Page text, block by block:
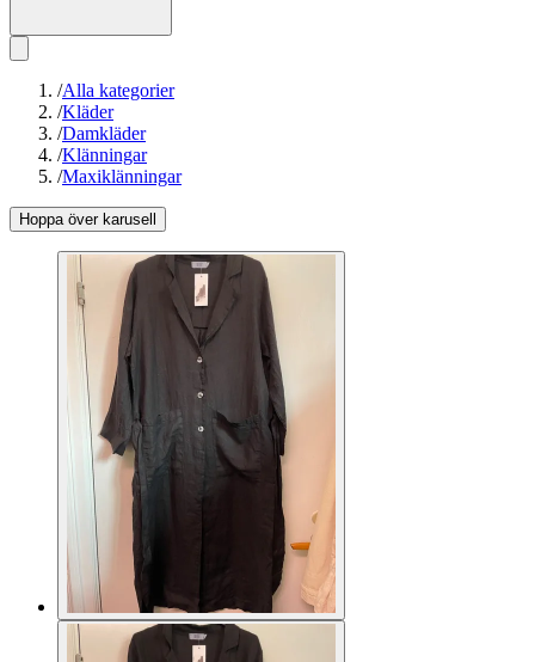
/Alla kategorier
/Kläder
/Damkläder
/Klänningar
/Maxiklänningar
Hoppa över karusell